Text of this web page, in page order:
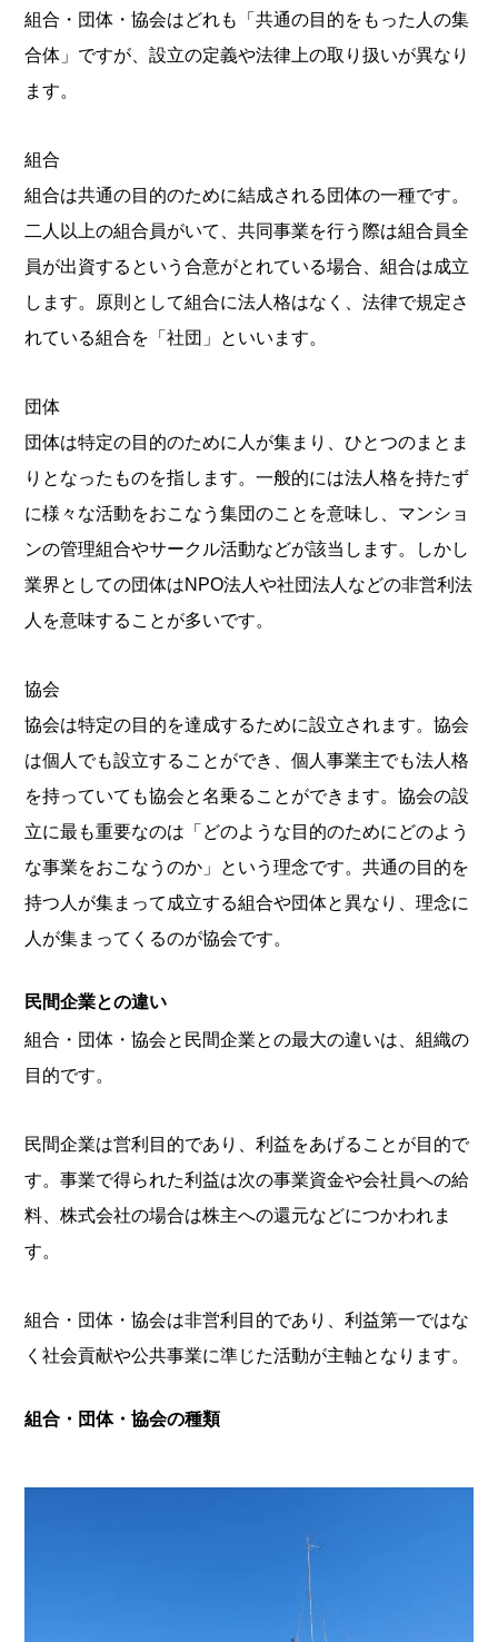
組合・団体・協会はどれも「共通の目的をもった人の集
合体」ですが、設立の定義や法律上の取り扱いが異なり
ます。
組合
組合は共通の目的のために結成される団体の一種です。
二人以上の組合員がいて、共同事業を行う際は組合員全
員が出資するという合意がとれている場合、組合は成立
します。原則として組合に法人格はなく、法律で規定さ
れている組合を「社団」といいます。
団体
団体は特定の目的のために人が集まり、ひとつのまとま
りとなったものを指します。一般的には法人格を持たず
に様々な活動をおこなう集団のことを意味し、マンショ
ンの管理組合やサークル活動などが該当します。しかし
業界としての団体はNPO法人や社団法人などの非営利法
人を意味することが多いです。
協会
協会は特定の目的を達成するために設立されます。協会
は個人でも設立することができ、個人事業主でも法人格
を持っていても協会と名乗ることができます。協会の設
立に最も重要なのは「どのような目的のためにどのよう
な事業をおこなうのか」という理念です。共通の目的を
持つ人が集まって成立する組合や団体と異なり、理念に
人が集まってくるのが協会です。
民間企業との違い
組合・団体・協会と民間企業との最大の違いは、組織の
目的です。
民間企業は営利目的であり、利益をあげることが目的で
す。事業で得られた利益は次の事業資金や会社員への給
料、株式会社の場合は株主への還元などにつかわれま
す。
組合・団体・協会は非営利目的であり、利益第一ではな
く社会貢献や公共事業に準じた活動が主軸となります。
組合・団体・協会の種類